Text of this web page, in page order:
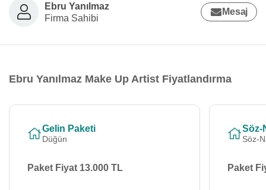
Ebru Yanılmaz
Firma Sahibi
Mesaj
Ebru Yanılmaz Make Up Artist Fiyatlandırma
Gelin Paketi
Düğün
Paket Fiyat 13.000 TL
Söz-
Söz-
Paket